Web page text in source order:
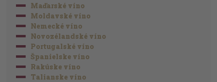
Maďarské víno
Moldavské víno
Nemecké víno
Novozélandské víno
Portugalské víno
Španielske víno
Rakúske víno
Talianske víno